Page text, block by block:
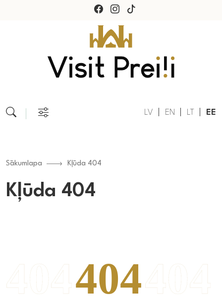
LV EN LT EE
Sākumlapa Kļūda 404
Kļūda 404